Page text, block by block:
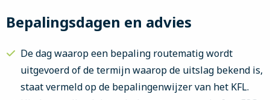
Bepalingsdagen en advies
De dag waarop een bepaling routematig wordt
uitgevoerd of de termijn waarop de uitslag bekend is,
staat vermeld op de bepalingenwijzer van het KFL.